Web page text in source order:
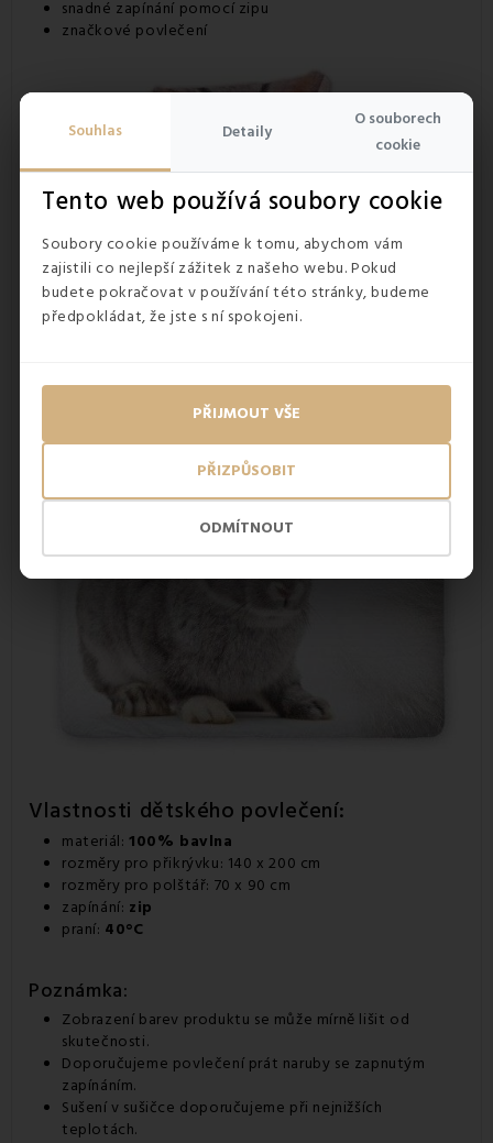
Souhlas Detaily
O souborech
cookie
Tento web používá soubory cookie
Soubory cookie používáme k tomu, abychom vám
zajistili co nejlepší zážitek z našeho webu. Pokud
budete pokračovat v používání této stránky, budeme
předpokládat, že jste s ní spokojeni.
ODMÍTNOUT
PŘIZPŮSOBIT
PŘIJMOUT VŠE
snadné zapínání pomocí zipu
značkové povlečení
Vlastnosti dětského povlečení:
materiál: 100% bavlna
rozměry pro přikrývku: 140 x 200 cm
rozměry pro polštář: 70 x 90 cm
zapínání: zip
praní: 40°C
Poznámka:
Zobrazení barev produktu se může mírně lišit od
skutečnosti.
Doporučujeme povlečení prát naruby se zapnutým
zapínáním.
Sušení v sušičce doporučujeme při nejnižších
teplotách.